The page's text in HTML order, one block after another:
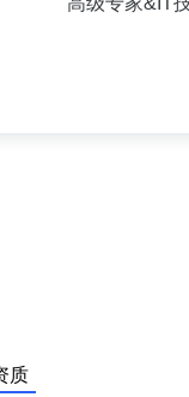
质